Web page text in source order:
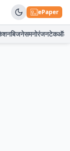
ePaper
बिजनेसमनोरंजनटेकऑटो